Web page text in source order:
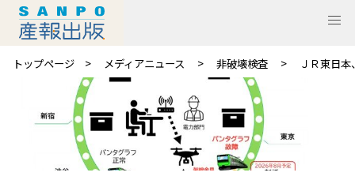
トップページ メディアニュース 非破壊検査 ＪＲ東日